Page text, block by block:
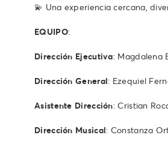
💫 Una experiencia cercana,
EQUIPO:
Dirección Ejecutiva: Magdalena
Dirección General: Ezequiel
Asistente Dirección: Cristian
Dirección Musical: Constanza